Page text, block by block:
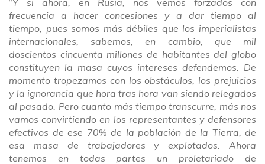
“Y si ahora, en Rusia, nos vemos forzados con
frecuencia a hacer concesiones y a dar tiempo al
tiempo, pues somos más débiles que los imperialistas
internacionales, sabemos, en cambio, que mil
doscientos cincuenta millones de habitantes del globo
constituyen la masa cuyos intereses defendemos. De
momento tropezamos con los obstáculos, los prejuicios
y la ignorancia que hora tras hora van siendo relegados
al pasado. Pero cuanto más tiempo transcurre, más nos
vamos convirtiendo en los representantes y defensores
efectivos de ese 70% de la población de la Tierra, de
esa masa de trabajadores y explotados. Ahora
tenemos en todas partes un proletariado de